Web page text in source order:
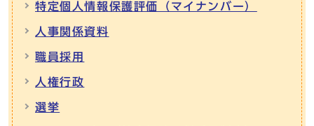
特定個人情報保護評価（マイナンバー）
人事関係資料
職員採用
人権行政
選挙